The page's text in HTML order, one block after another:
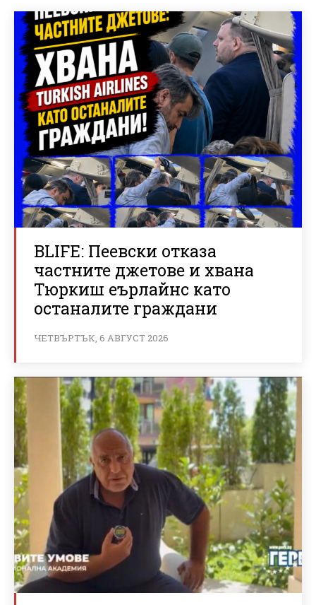
BLIFE: Пеевски отказа
частните джетове и хвана
Тюркиш еърлайнс като
останалите граждани
ЧЕТВЪРТЪК, 6 АВГУСТ 2026